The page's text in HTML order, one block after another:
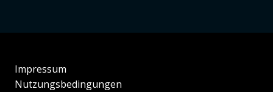
Impressum
Nutzungsbedingungen